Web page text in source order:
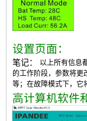
设置页面：
笔记：
以上所有信息
的工作阶段，参数将更
等；在故障模式下，它
高计算机软件